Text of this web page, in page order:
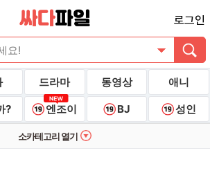
로그인
드라마 동영상 애니
? 엔조이 BJ 성인
소카테고리 열기